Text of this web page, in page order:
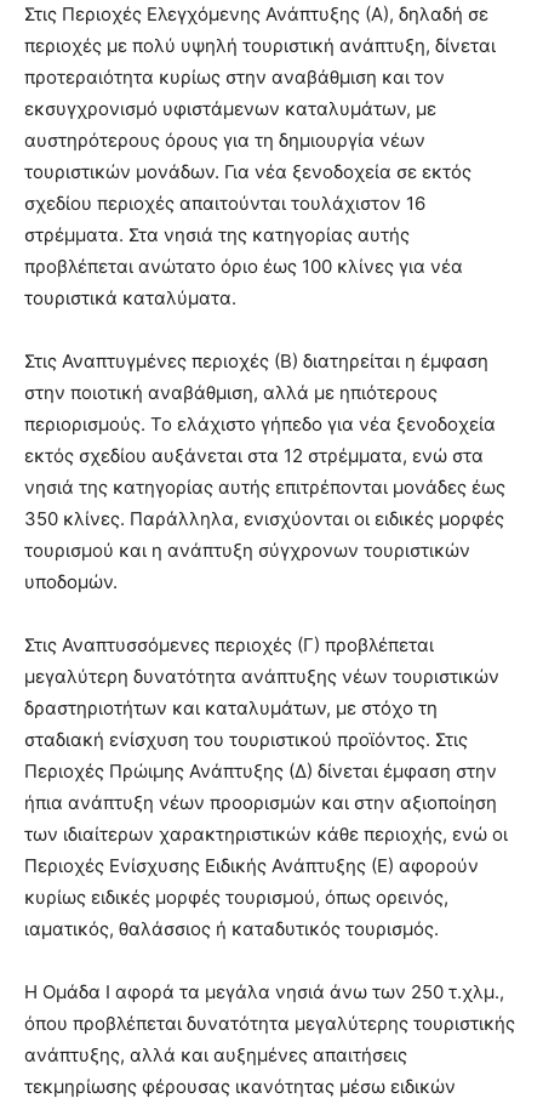
Στις Περιοχές Ελεγχόμενης Ανάπτυξης (Α), δηλαδή σε
περιοχές με πολύ υψηλή τουριστική ανάπτυξη, δίνεται
προτεραιότητα κυρίως στην αναβάθμιση και τον
εκσυγχρονισμό υφιστάμενων καταλυμάτων, με
αυστηρότερους όρους για τη δημιουργία νέων
τουριστικών μονάδων. Για νέα ξενοδοχεία σε εκτός
σχεδίου περιοχές απαιτούνται τουλάχιστον 16
στρέμματα. Στα νησιά της κατηγορίας αυτής
προβλέπεται ανώτατο όριο έως 100 κλίνες για νέα
τουριστικά καταλύματα.
Στις Αναπτυγμένες περιοχές (Β) διατηρείται η έμφαση
στην ποιοτική αναβάθμιση, αλλά με ηπιότερους
περιορισμούς. Το ελάχιστο γήπεδο για νέα ξενοδοχεία
εκτός σχεδίου αυξάνεται στα 12 στρέμματα, ενώ στα
νησιά της κατηγορίας αυτής επιτρέπονται μονάδες έως
350 κλίνες. Παράλληλα, ενισχύονται οι ειδικές μορφές
τουρισμού και η ανάπτυξη σύγχρονων τουριστικών
υποδομών.
Στις Αναπτυσσόμενες περιοχές (Γ) προβλέπεται
μεγαλύτερη δυνατότητα ανάπτυξης νέων τουριστικών
δραστηριοτήτων και καταλυμάτων, με στόχο τη
σταδιακή ενίσχυση του τουριστικού προϊόντος. Στις
Περιοχές Πρώιμης Ανάπτυξης (Δ) δίνεται έμφαση στην
ήπια ανάπτυξη νέων προορισμών και στην αξιοποίηση
των ιδιαίτερων χαρακτηριστικών κάθε περιοχής, ενώ οι
Περιοχές Ενίσχυσης Ειδικής Ανάπτυξης (Ε) αφορούν
κυρίως ειδικές μορφές τουρισμού, όπως ορεινός,
ιαματικός, θαλάσσιος ή καταδυτικός τουρισμός.
Η Ομάδα Ι αφορά τα μεγάλα νησιά άνω των 250 τ.χλμ.,
όπου προβλέπεται δυνατότητα μεγαλύτερης τουριστικής
ανάπτυξης, αλλά και αυξημένες απαιτήσεις
τεκμηρίωσης φέρουσας ικανότητας μέσω ειδικών